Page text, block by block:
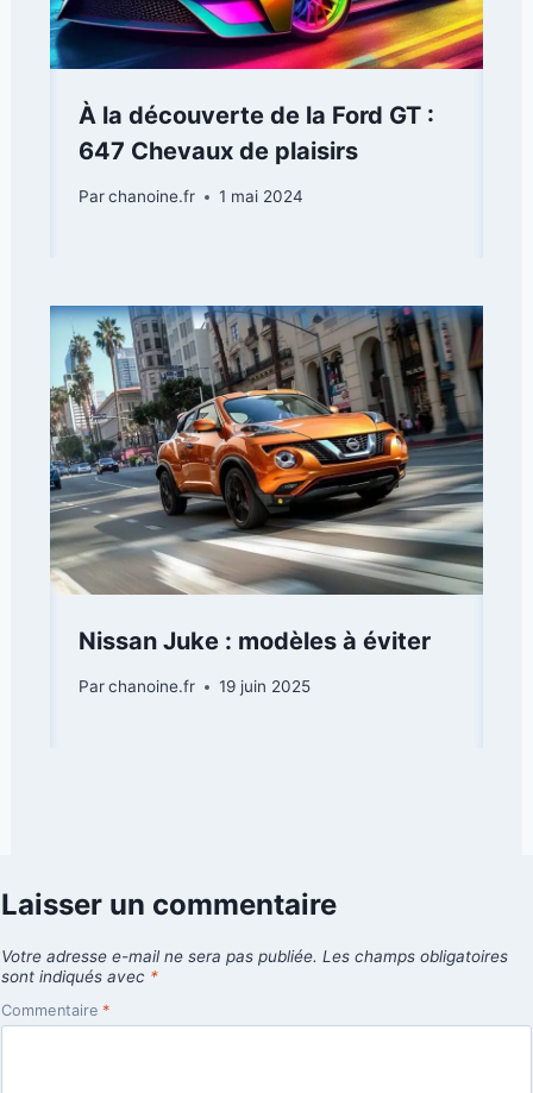
À la découverte de la Ford GT :
647 Chevaux de plaisirs
Parchanoine.fr 1 mai 2024
Nissan Juke : modèles à éviter
Parchanoine.fr 19 juin 2025
Laisser un commentaire
Votre adresse e-mail ne sera pas publiée. Les champs obligatoires
sont indiqués avec *
Commentaire *